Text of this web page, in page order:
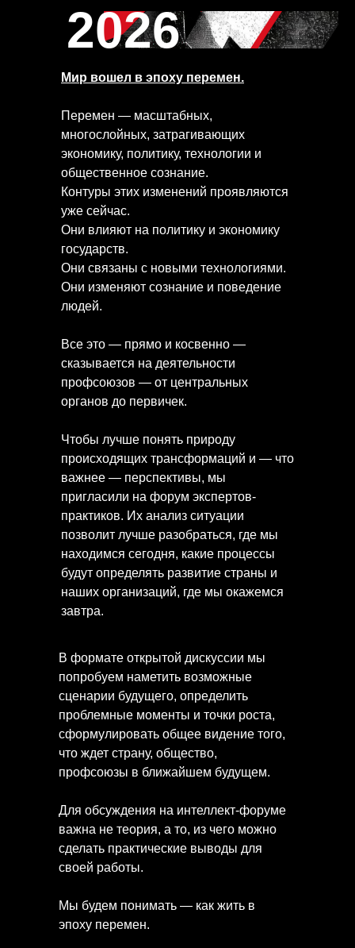
2026
Мир вошел в эпоху перемен.
Перемен — масштабных,
многослойных, затрагивающих
экономику, политику, технологии и
общественное сознание.
Контуры этих изменений проявляются
уже сейчас.
Они влияют на политику и экономику
государств.
Они связаны с новыми технологиями.
Они изменяют сознание и поведение
людей.
Все это — прямо и косвенно —
сказывается на деятельности
профсоюзов — от центральных
органов до первичек.
Чтобы лучше понять природу
происходящих трансформаций и — что
важнее — перспективы, мы
пригласили на форум экспертов-
практиков. Их анализ ситуации
позволит лучше разобраться, где мы
находимся сегодня, какие процессы
будут определять развитие страны и
наших организаций, где мы окажемся
завтра.
В формате открытой дискуссии мы
попробуем наметить возможные
сценарии будущего, определить
проблемные моменты и точки роста,
сформулировать общее видение того,
что ждет страну, общество,
профсоюзы в ближайшем будущем.
Для обсуждения на интеллект-форуме
важна не теория, а то, из чего можно
сделать практические выводы для
своей работы.
Мы будем понимать — как жить в
эпоху перемен.